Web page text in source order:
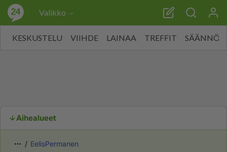
Valikko
KESKUSTELU VIIHDE LAINAA TREFFIT SÄÄNNÖT
Aihealueet
EelisPermanen